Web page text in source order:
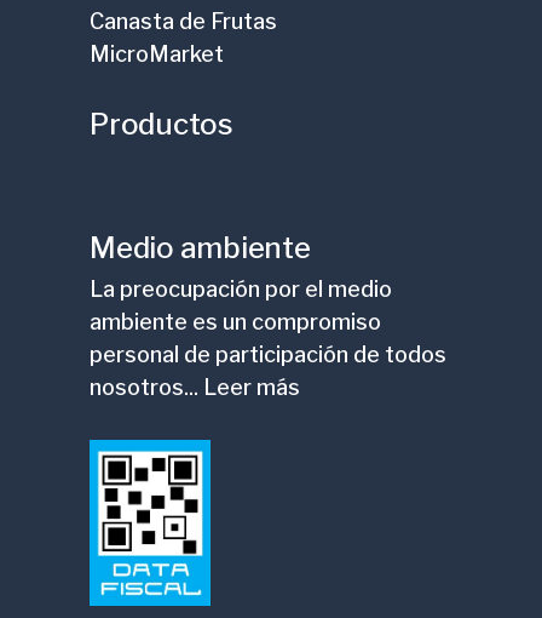
Canasta de Frutas
MicroMarket
Productos
Medio ambiente
La preocupación por el medio
ambiente es un compromiso
personal de participación de todos
nosotros... Leer más